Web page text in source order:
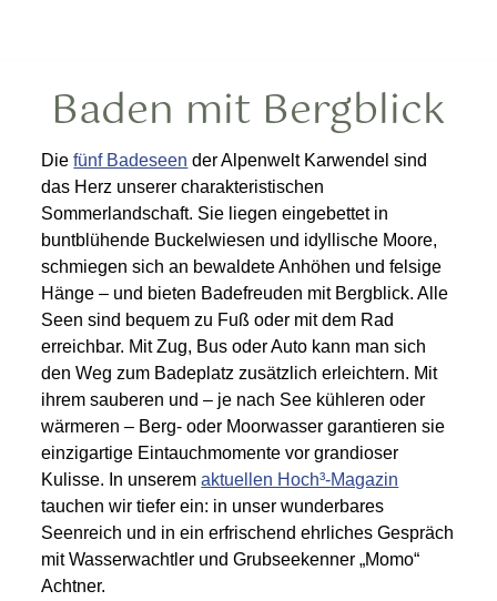
Baden mit Bergblick
Diefünf Badeseen der Alpenwelt Karwendel sind
das Herz unserer charakteristischen
Sommerlandschaft. Sie liegen eingebettet in
buntblühende Buckelwiesen und idyllische Moore,
schmiegen sich an bewaldete Anhöhen und felsige
Hänge – und bieten Badefreuden mit Bergblick. Alle
Seen sind bequem zu Fuß oder mit dem Rad
erreichbar. Mit Zug, Bus oder Auto kann man sich
den Weg zum Badeplatz zusätzlich erleichtern. Mit
ihrem sauberen und – je nach See kühleren oder
wärmeren – Berg- oder Moorwasser garantieren sie
einzigartige Eintauchmomente vor grandioser
Kulisse. In unseremaktuellen Hoch³-Magazin
tauchen wir tiefer ein: in unser wunderbares
Seenreich und in ein erfrischend ehrliches Gespräch
mit Wasserwachtler und Grubseekenner „Momo“
Achtner.